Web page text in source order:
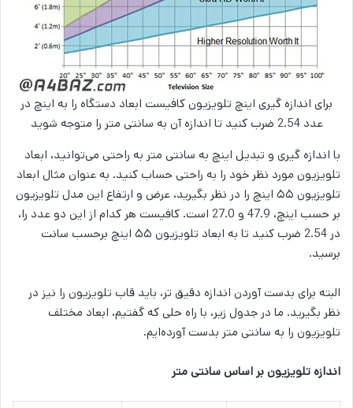
برای اندازه گیری اینچ تلویزیون کافیست ابعاد دستگاه را به اینچ در
عدد 2.54 ضرب کنید تا اندازه آن به سانتی متر را متوجه شوید
با اندازه گیری و تبدیل اینچ به سانتی متر به راحتی می‌توانید، ابعاد
تلویزیون مورد نظر خود را به راحتی حساب کنید. به عنوان مثال ابعاد
تلویزیون ۵۵ اینچ را در نظر بگیرید، عرض و ارتفاع این مدل تلویزیون
بر حسب اینچ، 47.9 و 27.0 است. کافیست هر کدام از این دو عدد را،
در 2.54 ضرب کنید تا به ابعاد تلویزیون ۵۵ اینچ برحسب سانت
برسید.
البته برای بدست آوردن اندازه دقیق تر، باید قاب تلویزیون را نیز در
نظر بگیرید. ما در جدول زیر، با راه حلی که گفتیم، ابعاد مختلف
تلویزیون را به سانتی متر بدست آورده‌ایم.
اندازه تلویزیون بر اساس سانتی متر